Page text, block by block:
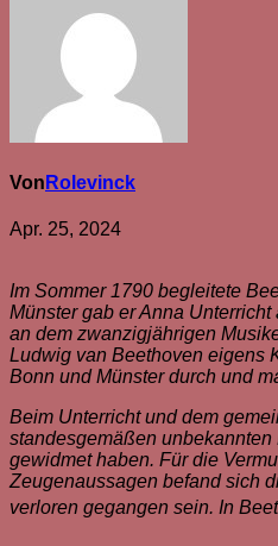
Von Rolevinck
Apr. 25, 2024
Im Sommer 1790 begleitete
Münster gab er Anna
an dem zwanzigjährigen
Ludwig van Beethoven eigens
Bonn und Münster durch und
Beim Unterricht und dem
standesgemäßen
gewidmet haben. Für die
Zeugenaussagen befand sich
verloren gegangen sein. In